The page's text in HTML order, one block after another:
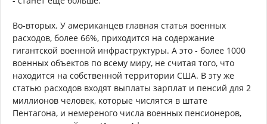
Во-вторых. У американцев главная статья военных
расходов, более 66%, приходится на содержание
гигантской военной инфраструктуры. А это - более 1000
военных объектов по всему миру, не считая того, что
находится на собственной территории США. В эту же
статью расходов входят выплаты зарплат и пенсий для 2
миллионов человек, которые числятся в штате
Пентагона, и немереного числа военных пенсионеров,